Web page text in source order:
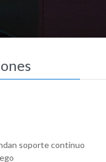
soporte continuo